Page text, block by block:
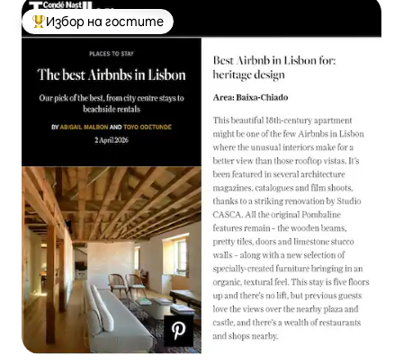
Най-популярен избор на гостите
Избор на гостите